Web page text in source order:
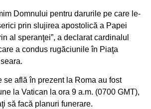
Domnului pentru darurile pe care le-
prin slujirea apostolică a Papei
al speranţei”, a declarat cardinalul
a condus rugăciunile în Piaţa
se află în prezent la Roma au fost
la Vatican la ora 9 a.m. (0700 GMT),
să facă planuri funerare.